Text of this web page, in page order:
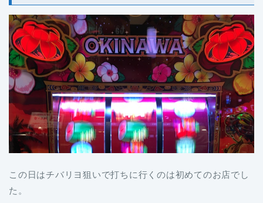
この日はチバリヨ狙いで打ちに行くのは初めてのお店でし
た。